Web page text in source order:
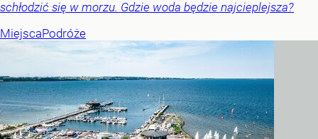
schłodzić się w morzu. Gdzie woda będzie najcieplejsza?
MiejscaPodróże